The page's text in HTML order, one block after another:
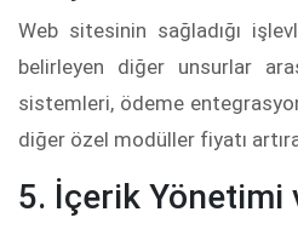
Web sitesinin sağladığı
belirleyen diğer unsurlar
sistemleri, ödeme
diğer özel modüller fiyatı
5. İçerik Yönetimi